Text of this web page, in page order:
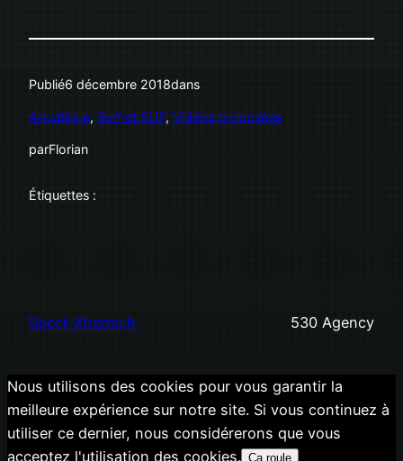
Publié6 décembre 2018dans
Aquatique, Surf et SUP, Vidéos proposées
parFlorian
Étiquettes :
Sport-Xtreme.fr 530 Agency
Nous utilisons des cookies pour vous garantir la
meilleure expérience sur notre site. Si vous continuez à
utiliser ce dernier, nous considérerons que vous
acceptez l'utilisation des cookies. Ca roule